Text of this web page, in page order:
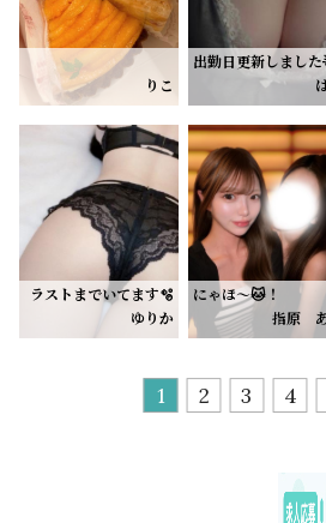
大好きなタルトもらってるんるん＞ ̫＜🎶
甘いものだーいすきっ
11日だけ出勤できることになったので
いつもより長い時間
11:00〜20:00います(´ᴗ ̫ ก`)✨
お誘いお待ちしております🙂‍↕️🙏🏻💕
りこ
出勤日更新しました
8/10【16:30〜LAST
ラストまでいてます🫧
まだ予定が決まってない方、ゆっくり癒され
最近暑い日が続いてるから、外歩いてるだけ
何も考えずにゆっくり癒される時間も好きです
ゆりか
にゃほ〜🐱！
お盆帰省する！🏠
前回ラストお休みになっちゃったんだけど🈵ありがとうございました🥲✨
もうあいが癒されてるって言うくらい毎回幸せ( ´˘` )💞
また出勤決まったら日記あげます🗓✨️
指原
1 2 3 4